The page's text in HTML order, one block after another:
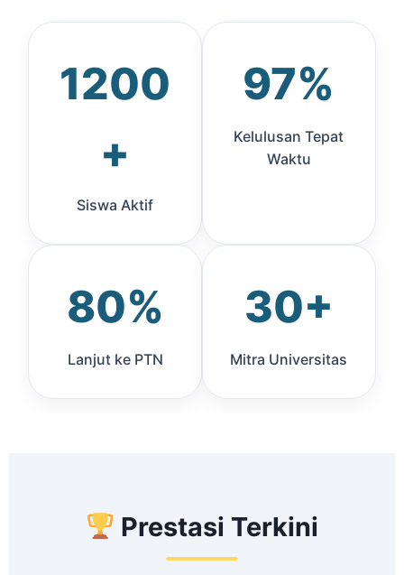
1200
+
Siswa Aktif
97%
Kelulusan Tepat
Waktu
80%
Lanjut ke PTN
30+
Mitra Universitas
Prestasi Terkini